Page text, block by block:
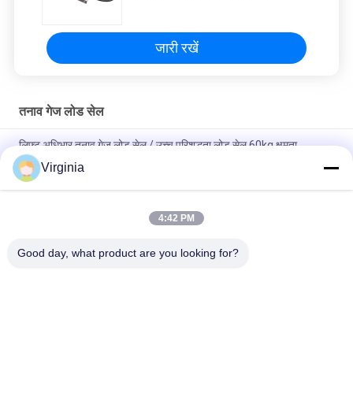
जारी रखें
तनाव गेज लोड सेल
लिफ्ट अधिभार तनाव गेज लोड सेल / उच्च परिशुद्धता लोड सेल 60kg क्षमता
क्रेन स्केल एनालॉग आउटपुट 5kg 10kg के लिए मिश्र धातु इस्पात तनाव गेज लोड
सेल
राउंड टेंशन एस टाइप तनाव नापने का यंत्र सेंसर के लिए तनाव और तनाव 1000
Virginia
4:42 PM
Good day, what product are you looking for?